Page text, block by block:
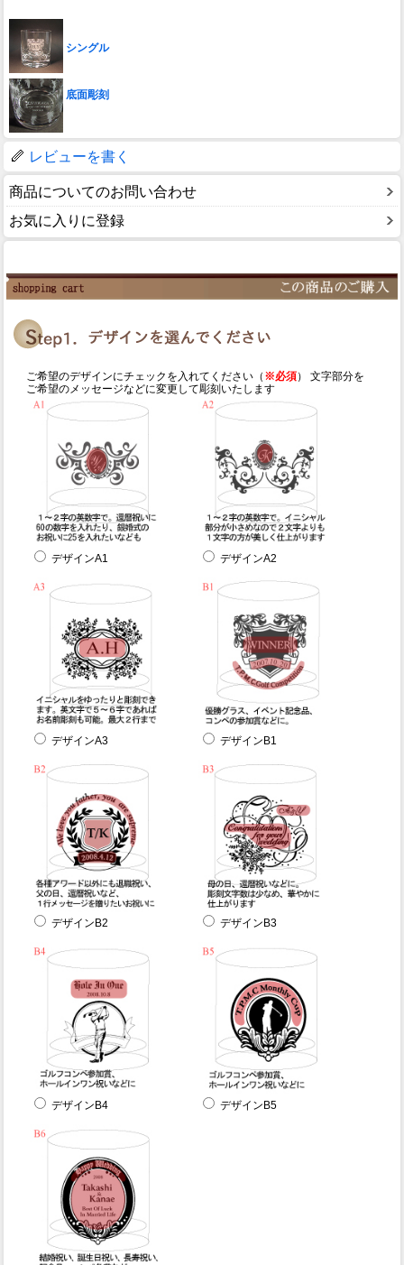
シングル
底面彫刻
レビューを書く
商品についてのお問い合わせ
お気に入りに登録
ご希望のデザインにチェックを入れてください（ ※必須） 文字部分を
ご希望のメッセージなどに変更して彫刻いたします
デザインA1 デザインA2
デザインA3 デザインB1
デザインB2 デザインB3
デザインB4 デザインB5